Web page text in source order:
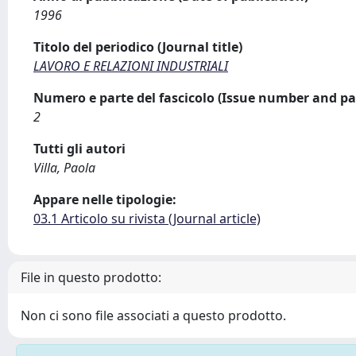
1996
Titolo del periodico (Journal title)
LAVORO E RELAZIONI INDUSTRIALI
Numero e parte del fascicolo (Issue number and
2
Tutti gli autori
Villa, Paola
Appare nelle tipologie:
03.1 Articolo su rivista (Journal article)
File in questo prodotto:
Non ci sono file associati a questo prodotto.